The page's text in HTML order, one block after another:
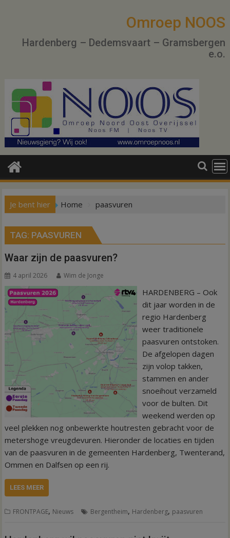
Omroep NOOS
Hardenberg – Dedemsvaart – Gramsbergen
e.o.
Je bent hier Home paasvuren
TAG: PAASVUREN
Waar zijn de paasvuren?
4 april 2026 Wim de Jonge
HARDENBERG – Ook
dit jaar worden in de
regio Hardenberg
weer traditionele
paasvuren ontstoken.
De afgelopen dagen
zijn volop takken,
stammen en ander
snoeihout verzameld
voor de bulten. Dit
weekend werden op
veel plekken nog onbewerkte houtresten gebracht voor de
metershoge vreugdevuren. Hieronder de locaties en tijden
van de paasvuren in de gemeenten Hardenberg, Twenterand,
Ommen en Dalfsen op een rij.
LEES MEER
FRONTPAGE, Nieuws Bergentheim, Hardenberg, paasvuren